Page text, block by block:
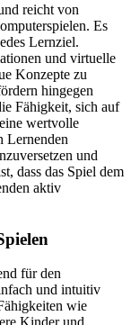
reicht von
Es
Lernziel.
und virtuelle
Konzepte zu
hingegen
Fähigkeit, sich auf
wertvolle
Lernenden
und
dass das Spiel dem
aktiv
für den
und intuitiv
wie